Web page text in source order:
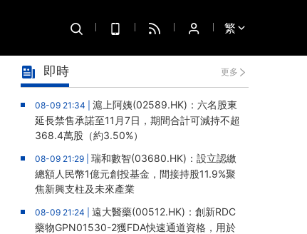
繁
即時 更多
08-09 21:34 | 滬上阿姨(02589.HK)：六名股東
延長禁售承諾至11月7日，期間合計可減持不超
368.4萬股（約3.50%）
08-09 21:29 | 瑞和數智(03680.HK)：設立認繳
總額人民幣1億元創投基金，間接持股11.9%聚
焦新興支柱及未來產業
08-09 21:24 | 遠大醫藥(00512.HK)：創新RDC
藥物GPN01530-2獲FDA快速通道資格，用於